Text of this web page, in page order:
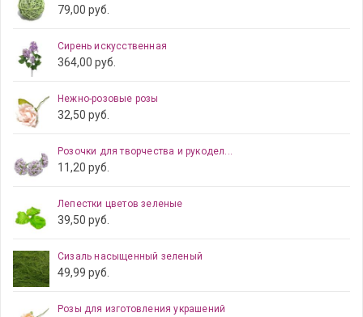
79,00 руб.
Сирень искусственная
364,00 руб.
Нежно-розовые розы
32,50 руб.
Розочки для творчества и рукодел...
11,20 руб.
Лепестки цветов зеленые
39,50 руб.
Сизаль насыщенный зеленый
49,99 руб.
Розы для изготовления украшений